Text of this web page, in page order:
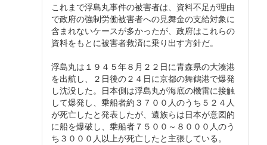
これまで浮島丸事件の被害者は、資料不足が理由
で政府の強制労働被害者への見舞金の支給対象に
含まれないケースが多かったが、政府はこれらの
資料をもとに被害者救済に乗り出す方針だ。
浮島丸は１９４５年８月２２日に青森県の大湊港
を出航し、２日後の２４日に京都の舞鶴港で爆発
し沈没した。日本側は浮島丸が海底の機雷に接触
して爆発し、乗船者約３７００人のうち５２４人
が死亡したと発表したが、遺族らは日本が意図的
に船を爆破し、乗船者７５００～８０００人のう
ち３０００人以上が死亡したと主張している。